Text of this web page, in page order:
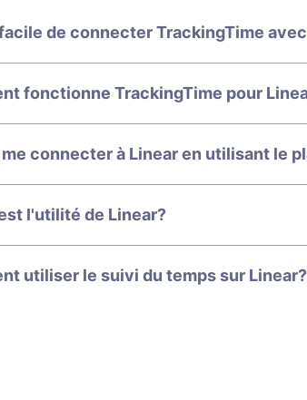
de connecter TrackingTime
fonctionne TrackingTime pour
connecter à Linear en utilisant le
l'utilité de Linear?
utiliser le suivi du temps sur Linear?